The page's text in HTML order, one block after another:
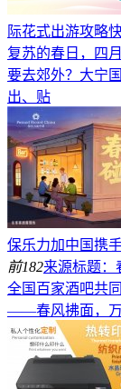
际花式出游攻略
复苏的春日，四
要去郊外？大宁
出、贴
保乐力加中国携
前182来源标题：
全国百家酒吧共
——春风拂面，万